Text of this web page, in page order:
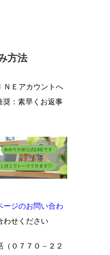
方法
Ｅアカウントへ
奨：素早くお返事
ージのお問い合わ
わせください
０７７０－２２